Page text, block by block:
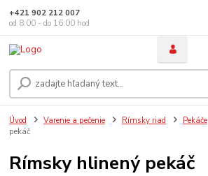
+421 902 212 007
od 8:00 - do 16:00 hod
Úvod Varenie a pečenie Rímsky riad Pekáče
pekáč
Rímsky hlinený pekáč